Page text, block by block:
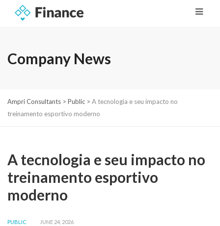
Company News
Ampri Consultants > Public > A tecnologia e seu impacto no
treinamento esportivo moderno
A tecnologia e seu impacto no
treinamento esportivo
moderno
PUBLIC JUNE 24, 2026